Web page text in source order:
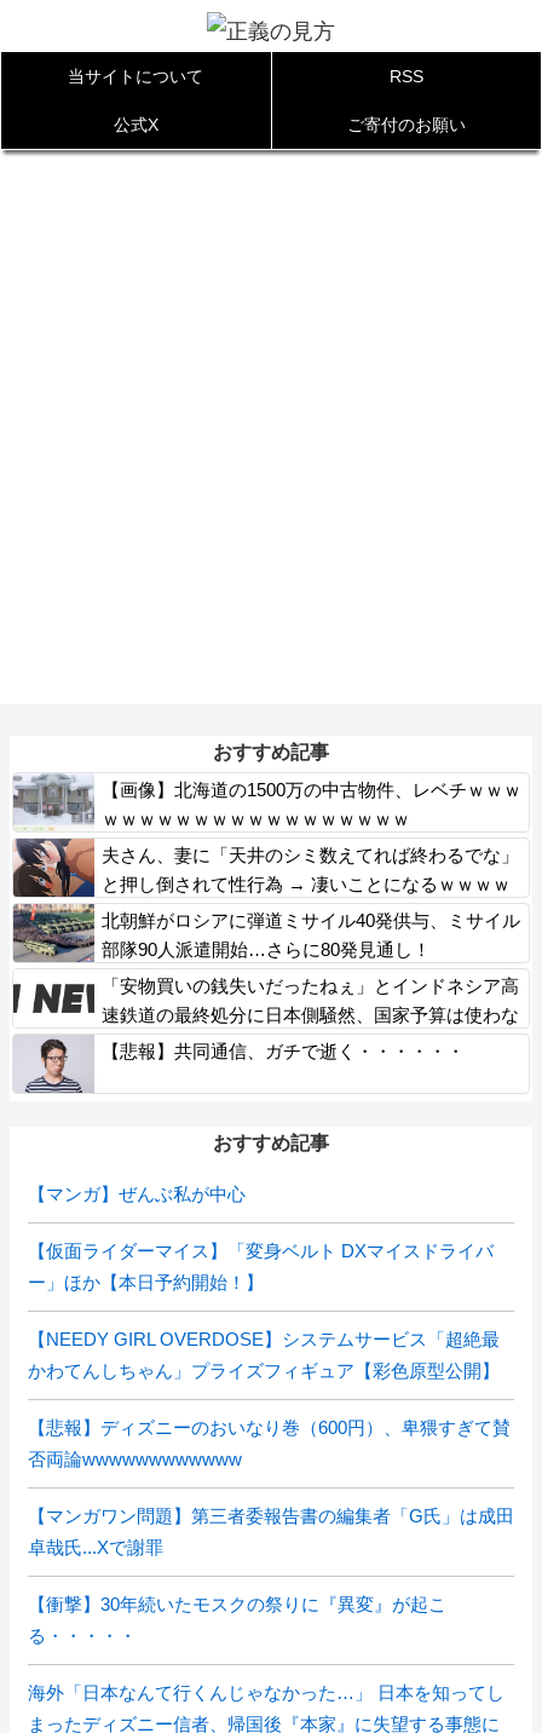
当サイトについて RSS
公式X ご寄付のお願い
おすすめ記事
【画像】北海道の1500万の中古物件、レベチｗｗｗ
ｗｗｗｗｗｗｗｗｗｗｗｗｗｗｗｗｗ
夫さん、妻に「天井のシミ数えてれば終わるでな」
と押し倒されて性行為 → 凄いことになるｗｗｗｗ
ｗ
北朝鮮がロシアに弾道ミサイル40発供与、ミサイル
部隊90人派遣開始…さらに80発見通し！
「安物買いの銭失いだったねぇ」とインドネシア高
速鉄道の最終処分に日本側騒然、国家予算は使わな
いというと何が財源なんだ？
【悲報】共同通信、ガチで逝く・・・・・・
おすすめ記事
【マンガ】ぜんぶ私が中心
【仮面ライダーマイス】「変身ベルト DXマイスドライバ
ー」ほか【本日予約開始！】
【NEEDY GIRL OVERDOSE】システムサービス「超絶最
かわてんしちゃん」プライズフィギュア【彩色原型公開】
【悲報】ディズニーのおいなり巻（600円）、卑猥すぎて賛
否両論wwwwwwwwwwww
【マンガワン問題】第三者委報告書の編集者「G氏」は成田
卓哉氏...Xで謝罪
【衝撃】30年続いたモスクの祭りに『異変』が起こ
る・・・・・
海外「日本なんて行くんじゃなかった…」 日本を知ってし
まったディズニー信者、帰国後『本家』に失望する事態に